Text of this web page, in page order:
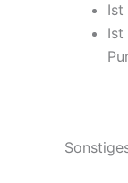
Ist
Ist